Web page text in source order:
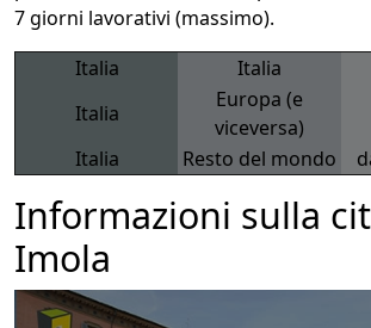
7 giorni lavorativi (massimo).
Italia
Italia
Italia
Europa (e
viceversa)
Italia
Resto del mondo
Informazioni sulla
Imola